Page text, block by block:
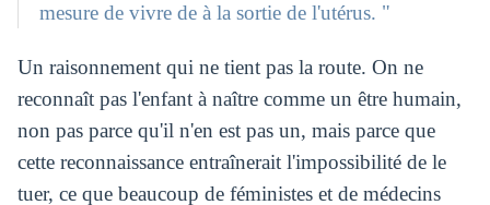
mesure de vivre de à la sortie de l'utérus. "
Un raisonnement qui ne tient pas la route. On ne
reconnaît pas l'enfant à naître comme un être humain,
non pas parce qu'il n'en est pas un, mais parce que
cette reconnaissance entraînerait l'impossibilité de le
tuer, ce que beaucoup de féministes et de médecins